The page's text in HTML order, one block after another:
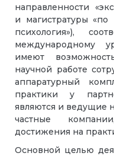
направленности
и магистратуры «по
психология»),
международному
имеют
научной работе
аппаратурный
практики у
являются и ведущие
частные
достижения на
Основной целью